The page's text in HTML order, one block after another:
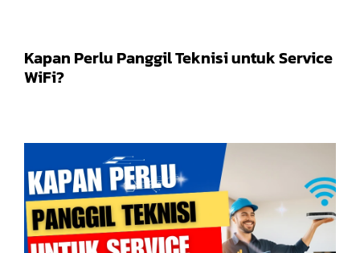
Kapan Perlu Panggil Teknisi untuk Service
WiFi?